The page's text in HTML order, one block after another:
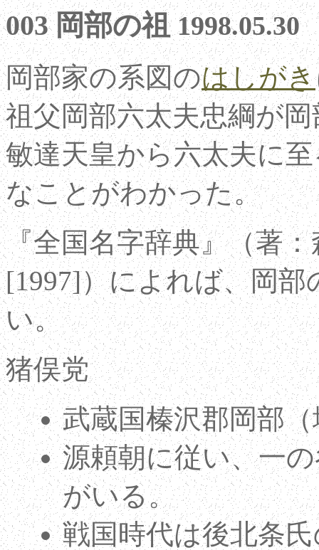
003 岡部の祖1998.05.30
岡部家の系図のはしがき
祖父岡部六太夫忠綱が
敏達天皇から六太夫に
なことがわかった。
『全国名字辞典』（著
[1997]）によれば、岡
い。
猪俣党
武蔵国榛沢郡岡部
源頼朝に従い、一
がいる。
戦国時代は後北条